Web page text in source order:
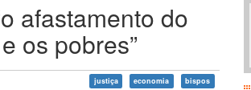
afastamento do
os pobres”
justiça economia bispos